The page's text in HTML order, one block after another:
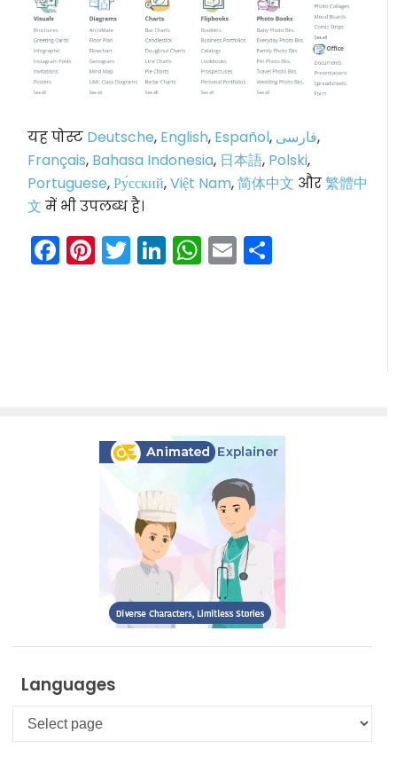
यह पोस्ट Deutsche, English, Español, فارسی,
Français, Bahasa Indonesia, 日本語, Polski,
Portuguese,Ру́сский,Việt Nam,简体中文 और繁體中
文 में भी उपलब्ध है।
Facebook
Pinterest
Twitter
LinkedIn
WhatsApp
Email
Languages
Languages